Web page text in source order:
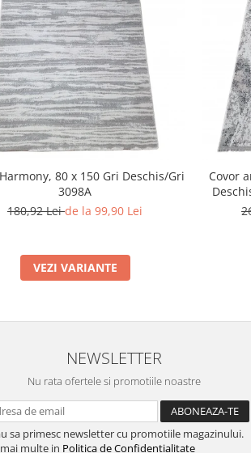
80 x 150 Gri Deschis/Gri
3098A
180,92 Leide la 99,90 Lei
VEZI VARIANTE
Covor
NEWSLETTER
Nu rata ofertele si promotiile noastre
sa primesc newsletter cu promotiile magazinului.
multe in Politica de Confidentialitate